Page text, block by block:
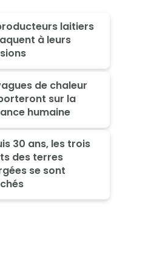
laitiers
à leurs
de chaleur
sur la
humaine
30 ans, les trois
des terres
se sont